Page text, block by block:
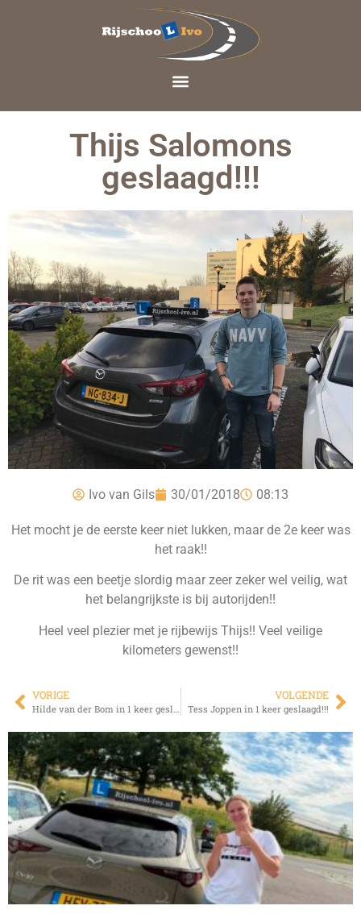
Thijs Salomons
geslaagd!!!
Ivo van Gils 30/01/2018 08:13
Het mocht je de eerste keer niet lukken, maar de 2e keer was
het raak!!
De rit was een beetje slordig maar zeer zeker wel veilig, wat
het belangrijkste is bij autorijden!!
Heel veel plezier met je rijbewijs Thijs!! Veel veilige
kilometers gewenst!!
VORIGE
Hilde van der Bom in 1 keer geslaagd!!!
VOLGENDE
Tess Joppen in 1 keer geslaagd!!!